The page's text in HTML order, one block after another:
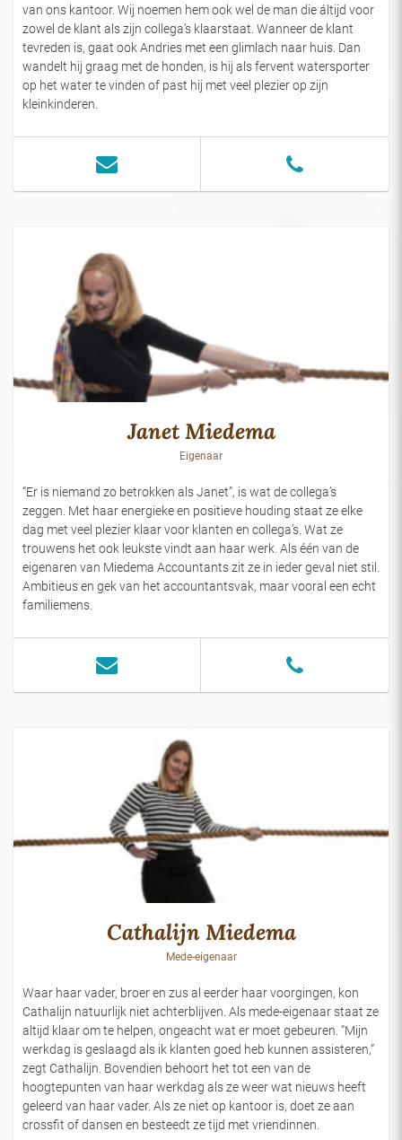
van ons kantoor. Wij noemen hem ook wel de man die áltijd voor
zowel de klant als zijn collega’s klaarstaat. Wanneer de klant
tevreden is, gaat ook Andries met een glimlach naar huis. Dan
wandelt hij graag met de honden, is hij als fervent watersporter
op het water te vinden of past hij met veel plezier op zijn
kleinkinderen.
Janet Miedema
Eigenaar
“Er is niemand zo betrokken als Janet”, is wat de collega’s
zeggen. Met haar energieke en positieve houding staat ze elke
dag met veel plezier klaar voor klanten en collega’s. Wat ze
trouwens het ook leukste vindt aan haar werk. Als één van de
eigenaren van Miedema Accountants zit ze in ieder geval niet stil.
Ambitieus en gek van het accountantsvak, maar vooral een echt
familiemens.
Cathalijn Miedema
Mede-eigenaar
Waar haar vader, broer en zus al eerder haar voorgingen, kon
Cathalijn natuurlijk niet achterblijven. Als mede-eigenaar staat ze
altijd klaar om te helpen, ongeacht wat er moet gebeuren. “Mijn
werkdag is geslaagd als ik klanten goed heb kunnen assisteren,”
zegt Cathalijn. Bovendien behoort het tot een van de
hoogtepunten van haar werkdag als ze weer wat nieuws heeft
geleerd van haar vader. Als ze niet op kantoor is, doet ze aan
crossfit of dansen en besteedt ze tijd met vriendinnen.